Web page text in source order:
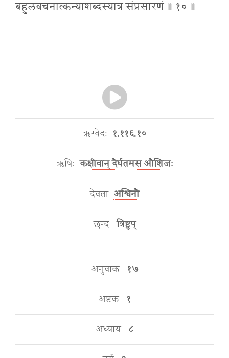
बहुलवचनात्कन्याशब्दस्यात्र संप्रसारणं ॥ १० ॥
ऋग्वेदः १.११६.१०
ऋषिः कक्षीवान् दैर्घतमस औशिजः
देवता अश्विनौ
छन्दः त्रिष्टुप्
अनुवाकः १७
अष्टकः १
अध्यायः ८